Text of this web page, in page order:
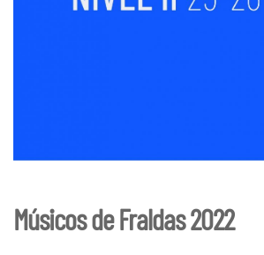
Músicos de Fraldas 2022